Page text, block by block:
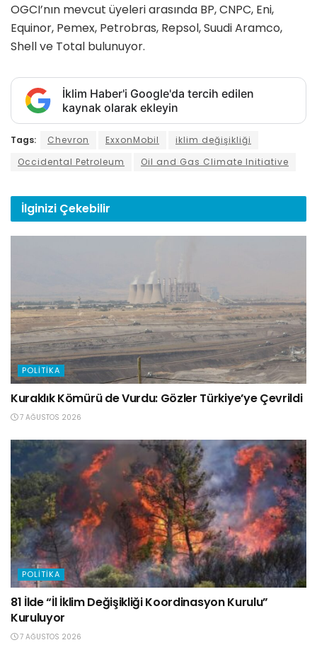
OGCI’nın mevcut üyeleri arasında BP, CNPC, Eni,
Equinor, Pemex, Petrobras, Repsol, Suudi Aramco,
Shell ve Total bulunuyor.
İklim Haber'i Google'da tercih edilen
kaynak olarak ekleyin
Tags: Chevron ExxonMobil
iklim değişikliği
Occidental Petroleum
Oil and Gas Climate Initiative
İlginizi Çekebilir
POLITIKA
Kuraklık Kömürü de Vurdu: Gözler Türkiye’ye Çevrildi
7 AĞUSTOS 2026
POLITIKA
81 İlde “İl İklim Değişikliği Koordinasyon Kurulu”
Kuruluyor
7 AĞUSTOS 2026